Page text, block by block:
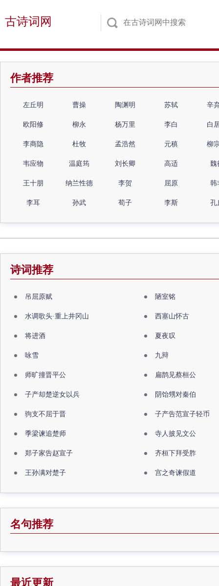
古诗词网
作者推荐
左丘明 曹操 陶渊明 苏轼 辛
欧阳修 柳永 杨万里 李白 白
李商隐 杜牧 孟浩然 元稹 柳
韦应物 温庭筠 刘长卿 高适 魏
王十朋 纳兰性德 李贺 屈原 韩
李耳 孙武 荀子 李斯 孔
诗词推荐
吊屈原赋 陋室铭
水调歌头·重上井冈山 西塞山怀古
将进酒 夏夜叹
咏雪 九辩
师旷撞晋平公 扁鹊见蔡桓公
子产却楚逆女以兵 阴饴甥对秦伯
驹支不屈于晋 子产告范宣子轻币
季梁谏追楚师 寺人披见文公
郑子家告赵宣子 齐桓下拜受胙
王孙满对楚子 宫之奇谏假道
名句推荐
最近更新